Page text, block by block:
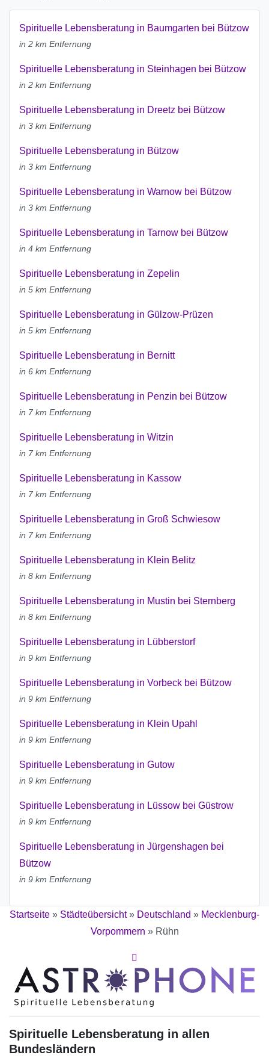
Spirituelle Lebensberatung in Baumgarten bei Bützow
in 2 km Entfernung
Spirituelle Lebensberatung in Steinhagen bei Bützow
in 2 km Entfernung
Spirituelle Lebensberatung in Dreetz bei Bützow
in 3 km Entfernung
Spirituelle Lebensberatung in Bützow
in 3 km Entfernung
Spirituelle Lebensberatung in Warnow bei Bützow
in 3 km Entfernung
Spirituelle Lebensberatung in Tarnow bei Bützow
in 4 km Entfernung
Spirituelle Lebensberatung in Zepelin
in 5 km Entfernung
Spirituelle Lebensberatung in Gülzow-Prüzen
in 5 km Entfernung
Spirituelle Lebensberatung in Bernitt
in 6 km Entfernung
Spirituelle Lebensberatung in Penzin bei Bützow
in 7 km Entfernung
Spirituelle Lebensberatung in Witzin
in 7 km Entfernung
Spirituelle Lebensberatung in Kassow
in 7 km Entfernung
Spirituelle Lebensberatung in Groß Schwiesow
in 7 km Entfernung
Spirituelle Lebensberatung in Klein Belitz
in 8 km Entfernung
Spirituelle Lebensberatung in Mustin bei Sternberg
in 8 km Entfernung
Spirituelle Lebensberatung in Lübberstorf
in 9 km Entfernung
Spirituelle Lebensberatung in Vorbeck bei Bützow
in 9 km Entfernung
Spirituelle Lebensberatung in Klein Upahl
in 9 km Entfernung
Spirituelle Lebensberatung in Gutow
in 9 km Entfernung
Spirituelle Lebensberatung in Lüssow bei Güstrow
in 9 km Entfernung
Spirituelle Lebensberatung in Jürgenshagen bei
Bützow
in 9 km Entfernung
Startseite » Städteübersicht» Deutschland » Mecklenburg-
Vorpommern » Rühn
Spirituelle Lebensberatung in allen
Bundesländern